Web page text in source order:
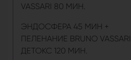
VASSARI 80 МИН.
ЭНДОСФЕРА 45 МИН +
ПЕЛЕНАНИЕ BRUNO VASSARI
ДЕТОКС 120 МИН.